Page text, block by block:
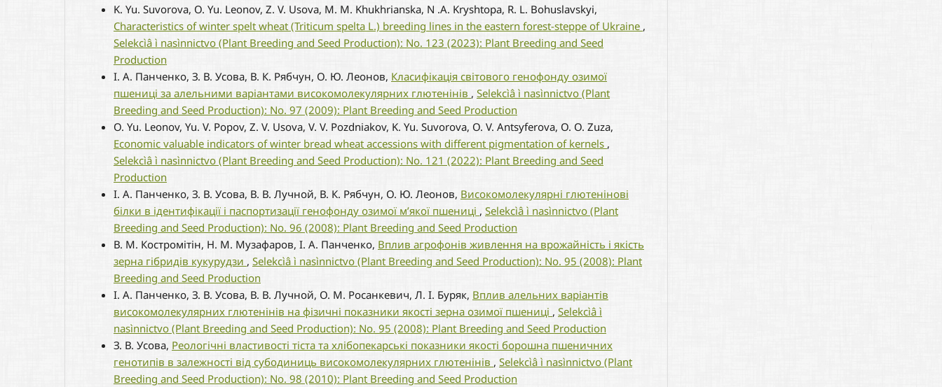
K. Yu. Suvorova, O. Yu. Leonov, Z. V. Usova, M. M. Khukhrianska, N .A. Kryshtopa, R. L. Bohuslavskyi,
Characteristics of winter spelt wheat (Triticum spelta L.) breeding lines in the eastern forest-steppe of Ukraine ,
Selekcìâ ì nasìnnictvo (Plant Breeding and Seed Production): No. 123 (2023): Plant Breeding and Seed
Production
І. А. Панченко, З. В. Усова, В. К. Рябчун, О. Ю. Леонов, Класифікація світового генофонду озимої
пшениці за алельними варіантами високомолекулярних глютенінів , Selekcìâ ì nasìnnictvo (Plant
Breeding and Seed Production): No. 97 (2009): Plant Breeding and Seed Production
O. Yu. Leonov, Yu. V. Popov, Z. V. Usova, V. V. Pozdniakov, K. Yu. Suvorova, O. V. Antsyferova, О. О. Zuza,
Economic valuable indicators of winter bread wheat accessions with different pigmentation of kernels ,
Selekcìâ ì nasìnnictvo (Plant Breeding and Seed Production): No. 121 (2022): Plant Breeding and Seed
Production
І. А. Панченко, З. В. Усова, В. В. Лучной, В. К. Рябчун, О. Ю. Леонов, Високомолекулярні глютенінові
білки в ідентифікації і паспортизації генофонду озимої м’якої пшениці , Selekcìâ ì nasìnnictvo (Plant
Breeding and Seed Production): No. 96 (2008): Plant Breeding and Seed Production
В. М. Костромітін, Н. М. Музафаров, І. А. Панченко, Вплив агрофонів живлення на врожайність і якість
зерна гібридів кукурудзи , Selekcìâ ì nasìnnictvo (Plant Breeding and Seed Production): No. 95 (2008): Plant
Breeding and Seed Production
І. А. Панченко, З. В. Усова, В. В. Лучной, О. М. Росанкевич, Л. І. Буряк, Вплив алельних варіантів
високомолекулярних глютенінів на фізичні показники якості зерна озимої пшениці , Selekcìâ ì
nasìnnictvo (Plant Breeding and Seed Production): No. 95 (2008): Plant Breeding and Seed Production
З. В. Усова, Реологічні властивості тіста та хлібопекарські показники якості борошна пшеничних
генотипів в залежності від субодиниць високомолекулярних глютенінів , Selekcìâ ì nasìnnictvo (Plant
Breeding and Seed Production): No. 98 (2010): Plant Breeding and Seed Production